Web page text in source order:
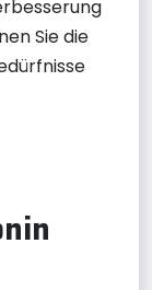
Sie die